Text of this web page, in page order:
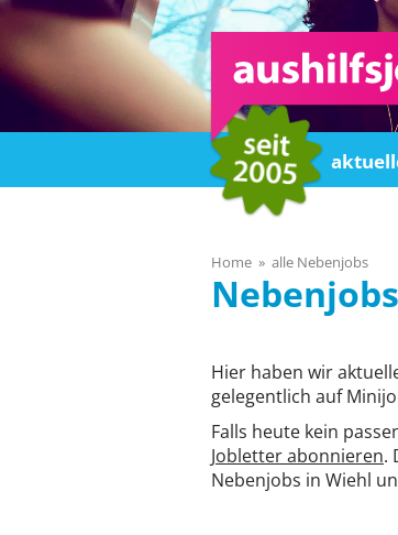
Home
Home alle Nebenjobs
Hier haben wir
gelegentlich auf
Falls heute kein
Jobletter abonnieren.
Nebenjobs in Wiehl